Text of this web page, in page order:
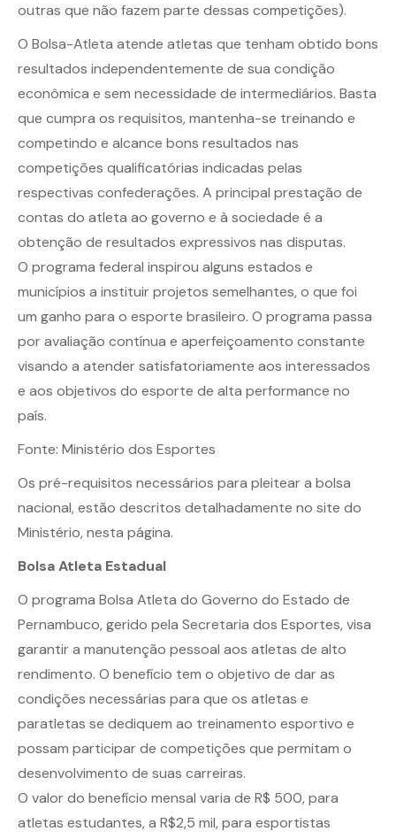
outras que não fazem parte dessas competições).
O Bolsa-Atleta atende atletas que tenham obtido bons
resultados independentemente de sua condição
econômica e sem necessidade de intermediários. Basta
que cumpra os requisitos, mantenha-se treinando e
competindo e alcance bons resultados nas
competições qualificatórias indicadas pelas
respectivas confederações. A principal prestação de
contas do atleta ao governo e à sociedade é a
obtenção de resultados expressivos nas disputas.
O programa federal inspirou alguns estados e
municípios a instituir projetos semelhantes, o que foi
um ganho para o esporte brasileiro. O programa passa
por avaliação contínua e aperfeiçoamento constante
visando a atender satisfatoriamente aos interessados
e aos objetivos do esporte de alta performance no
país.
Fonte: Ministério dos Esportes
Os pré-requisitos necessários para pleitear a bolsa
nacional, estão descritos detalhadamente no site do
Ministério, nesta página.
Bolsa Atleta Estadual
O programa Bolsa Atleta do Governo do Estado de
Pernambuco, gerido pela Secretaria dos Esportes, visa
garantir a manutenção pessoal aos atletas de alto
rendimento. O benefício tem o objetivo de dar as
condições necessárias para que os atletas e
paratletas se dediquem ao treinamento esportivo e
possam participar de competições que permitam o
desenvolvimento de suas carreiras.
O valor do benefício mensal varia de R$ 500, para
atletas estudantes, a R$2,5 mil, para esportistas